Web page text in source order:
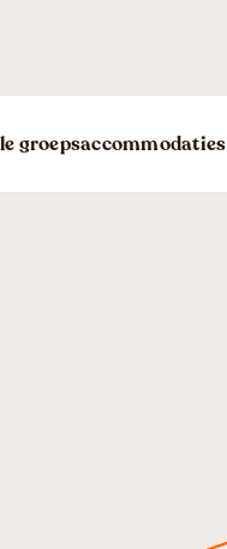
groepsaccommodaties